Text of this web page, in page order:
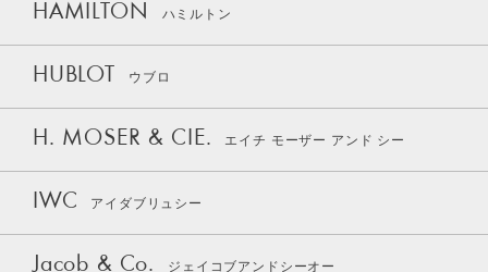
HAMILTON ハミルトン
HUBLOT ウブロ
H. MOSER & CIE. エイチ モーザー アンド シー
IWC アイダブリュシー
Jacob & Co. ジェイコブアンドシーオー